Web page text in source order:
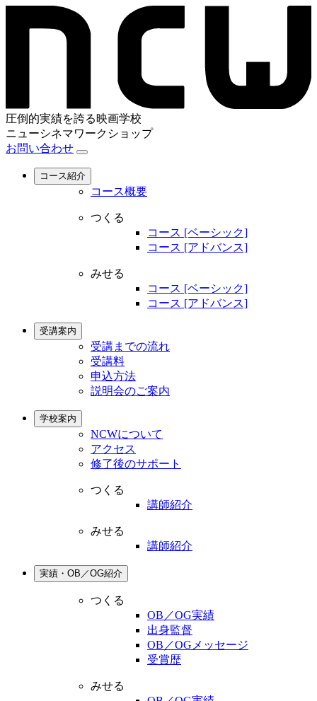
圧倒的実績を誇る映画学校
ニューシネマワークショップ
お問い合わせ
コース紹介
コース概要
つくる
コース [ベーシック]
コース [アドバンス]
みせる
コース [ベーシック]
コース [アドバンス]
受講案内
受講までの流れ
受講料
申込方法
説明会のご案内
学校案内
NCWについて
アクセス
修了後のサポート
つくる
講師紹介
みせる
講師紹介
実績・OB／OG紹介
つくる
OB／OG実績
出身監督
OB／OGメッセージ
受賞歴
みせる